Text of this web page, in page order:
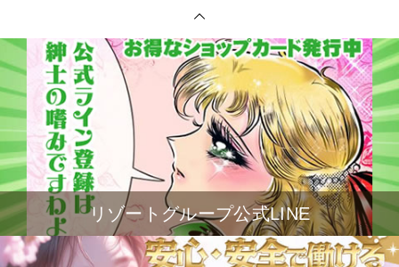
リゾートグループ公式LINE